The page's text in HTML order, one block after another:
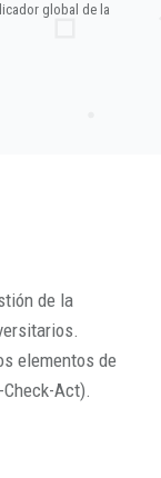
global de la
de la
elementos de
Act).